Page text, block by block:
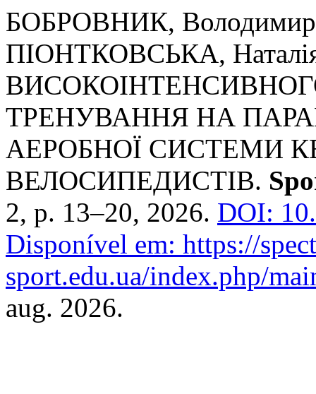
БОБРОВНИК,
ПІОНТКОВСЬКА,
ТРЕНУВАННЯ НА
АЕРОБНОЇ СИСТЕМИ
ВЕЛОСИПЕДИСТІВ.
2, p. 13–20, 2026. DOI:
Disponível em: https://
sport.edu.ua/index.php/
aug. 2026.